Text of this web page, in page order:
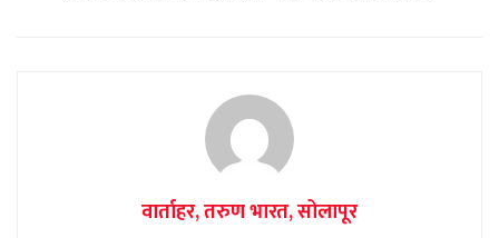
वार्ताहर, तरुण भारत, सोलापूर